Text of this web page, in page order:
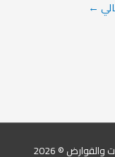
←
© 2026